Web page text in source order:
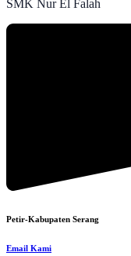
SMK Nur El Falah
Petir-Kabupaten Serang
Email Kami